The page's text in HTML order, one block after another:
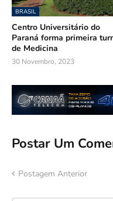
BRASIL
Centro Universitário do
Paraná forma primeira
de Medicina
30 Novembro, 2023
Postar Um
Postagem Anterior